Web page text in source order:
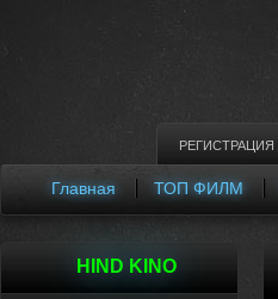
РЕГИСТРАЦИЯ
ТОП ФИЛМ
Главная
HIND KINO